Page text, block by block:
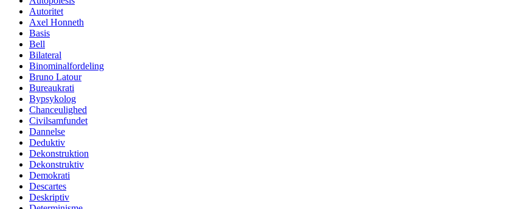
Autoritet
Axel Honneth
Basis
Bell
Bilateral
Binominalfordeling
Bruno Latour
Bureaukrati
Bypsykolog
Chanceulighed
Civilsamfundet
Dannelse
Deduktiv
Dekonstruktion
Dekonstruktiv
Demokrati
Descartes
Deskriptiv